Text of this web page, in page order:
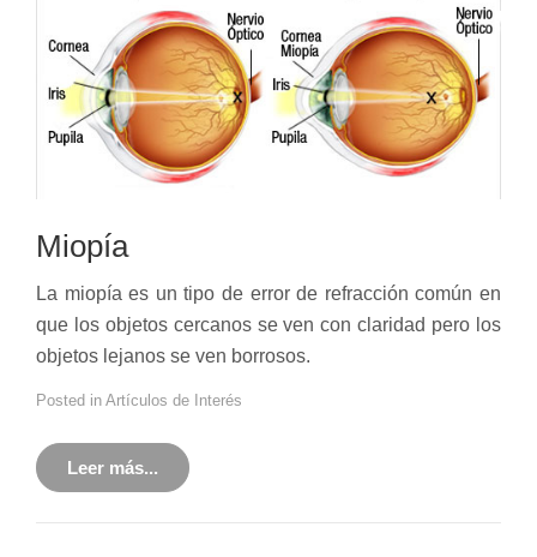
Miopía
La miopía es un tipo de error de refracción común en
que los objetos cercanos se ven con claridad pero los
objetos lejanos se ven borrosos.
Posted in Artículos de Interés
Leer más...